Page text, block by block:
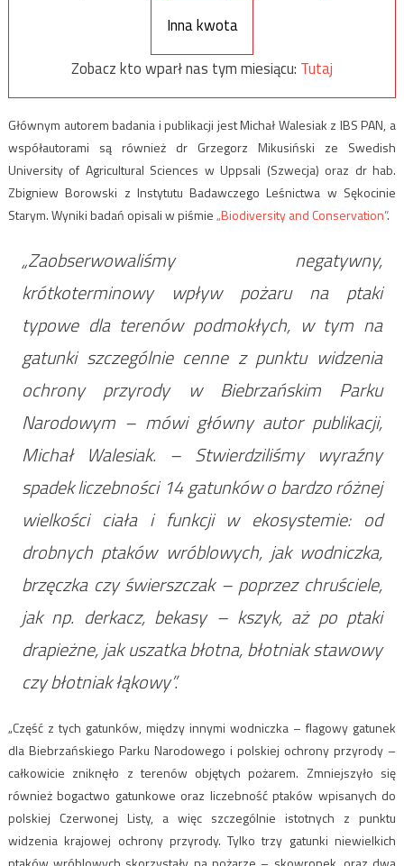
Inna kwota
Zobacz kto wparł nas tym miesiącu: Tutaj
Głównym autorem badania i publikacji jest Michał Walesiak z IBS PAN, a
współautorami są również dr Grzegorz Mikusiński ze Swedish
University of Agricultural Sciences w Uppsali (Szwecja) oraz dr hab.
Zbigniew Borowski z Instytutu Badawczego Leśnictwa w Sękocinie
Starym. Wyniki badań opisali w piśmie„Biodiversity and Conservation”.
„Zaobserwowaliśmy negatywny,
krótkoterminowy wpływ pożaru na ptaki
typowe dla terenów podmokłych, w tym na
gatunki szczególnie cenne z punktu widzenia
ochrony przyrody w Biebrzańskim Parku
Narodowym – mówi główny autor publikacji,
Michał Walesiak. – Stwierdziliśmy wyraźny
spadek liczebności 14 gatunków o bardzo różnej
wielkości ciała i funkcji w ekosystemie: od
drobnych ptaków wróblowych, jak wodniczka,
brzęczka czy świerszczak – poprzez chruściele,
jak np. derkacz, bekasy – kszyk, aż po ptaki
drapieżne, jak uszatka błotna, błotniak stawowy
czy błotniak łąkowy”.
„Część z tych gatunków, między innymi wodniczka – flagowy gatunek
dla Biebrzańskiego Parku Narodowego i polskiej ochrony przyrody –
całkowicie zniknęło z terenów objętych pożarem. Zmniejszyło się
również bogactwo gatunkowe oraz liczebność ptaków wpisanych do
polskiej Czerwonej Listy, a więc szczególnie istotnych z punktu
widzenia krajowej ochrony przyrody. Tylko trzy gatunki niewielkich